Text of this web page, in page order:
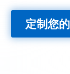
定制您